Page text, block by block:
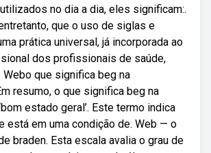
no dia a dia, eles significam:.
que o uso de siglas e
prática universal, já incorporada ao
dos profissionais de saúde,
que significa beg na
resumo, o que significa beg na
estado geral’. Este termo indica
está em uma condição de. Web — o
braden. Esta escala avalia o grau de